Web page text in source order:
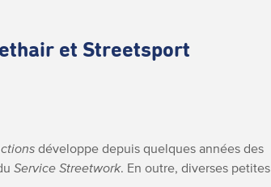
et Streetsport
développe depuis quelques années des
Service Streetwork. En outre, diverses petites